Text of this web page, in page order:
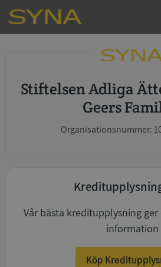
Stiftelsen Adliga Ätten Nr 291 De
Geers
Organisationsnummer:
Vår bästa kreditupplysning
information
Köp